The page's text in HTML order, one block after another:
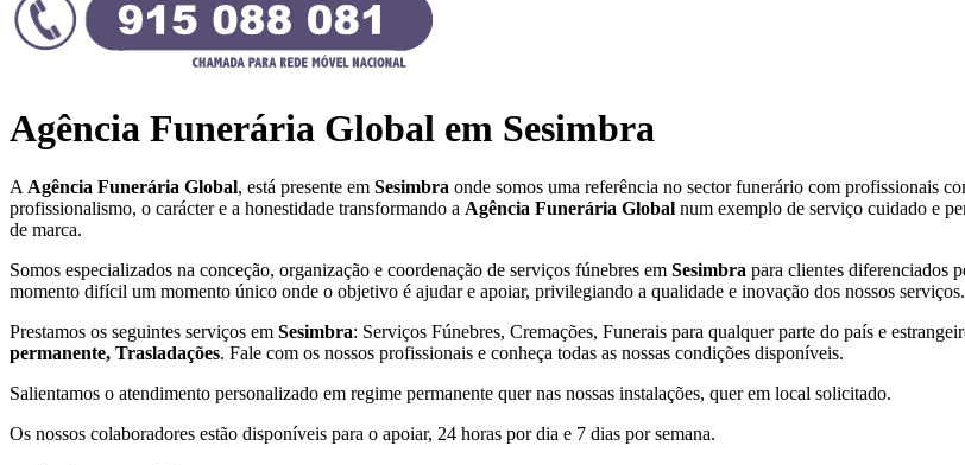
Agência Funerária Global em Sesimbra
A Agência Funerária Global, está presente em Sesimbra onde somos uma referência no sector funerário com profissionais
profissionalismo, o carácter e a honestidade transformando a Agência Funerária Global num exemplo de serviço cuidado e
de marca.
Somos especializados na conceção, organização e coordenação de serviços fúnebres em Sesimbra para clientes diferenciados
momento difícil um momento único onde o objetivo é ajudar e apoiar, privilegiando a qualidade e inovação dos nossos serviços.
Prestamos os seguintes serviços em Sesimbra: Serviços Fúnebres, Cremações, Funerais para qualquer parte do país e
permanente, Trasladações. Fale com os nossos profissionais e conheça todas as nossas condições disponíveis.
Salientamos o atendimento personalizado em regime permanente quer nas nossas instalações, quer em local solicitado.
Os nossos colaboradores estão disponíveis para o apoiar, 24 horas por dia e 7 dias por semana.